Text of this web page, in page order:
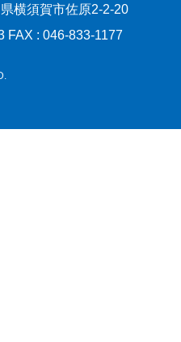
横須賀市佐原2-2-20
FAX : 046-833-1177